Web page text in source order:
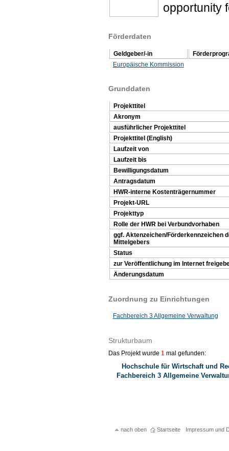
opportunity
Förderdaten
Geldgeber/-in
Europäische Kommission
Grunddaten
Projekttitel
Akronym
ausführlicher Projekttitel
Projekttitel (English)
Laufzeit von
Laufzeit bis
Bewilligungsdatum
Antragsdatum
HWR-interne Kostenträgernummer
Projekt-URL
Projekttyp
Rolle der HWR bei Verbundvorhaben
ggf. Aktenzeichen/Förderkennzeichen
Mittelgebers
Status
zur Veröffentlichung im Internet
Änderungsdatum
Zuordnung zu Einrichtungen
Fachbereich 3 Allgemeine Verwaltung
Strukturbaum
Das Projekt wurde 1 mal gefunden:
Hochschule für Wirtschaft und
Fachbereich 3 Allgemeine
nach oben Startseite Impressum und